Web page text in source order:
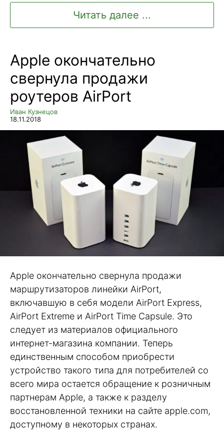
Читать далее ...
Apple окончательно
свернула продажи
роутеров AirPort
Иван Кузнецов
18.11.2018
Apple окончательно свернула продажи
маршрутизаторов линейки AirPort,
включавшую в себя модели AirPort Express,
AirPort Extreme и AirPort Time Capsule. Это
следует из материалов официального
интернет-магазина компании. Теперь
единственным способом приобрести
устройство такого типа для потребителей со
всего мира остается обращение к розничным
партнерам Apple, а также к разделу
восстановленной техники на сайте apple.com,
доступному в некоторых странах.